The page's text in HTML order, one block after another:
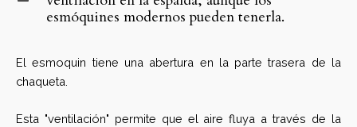
esmóquines modernos pueden tenerla.
El esmoquin tiene una abertura en la parte trasera de la
chaqueta.
Esta "ventilación" permite que el aire fluya a través de la